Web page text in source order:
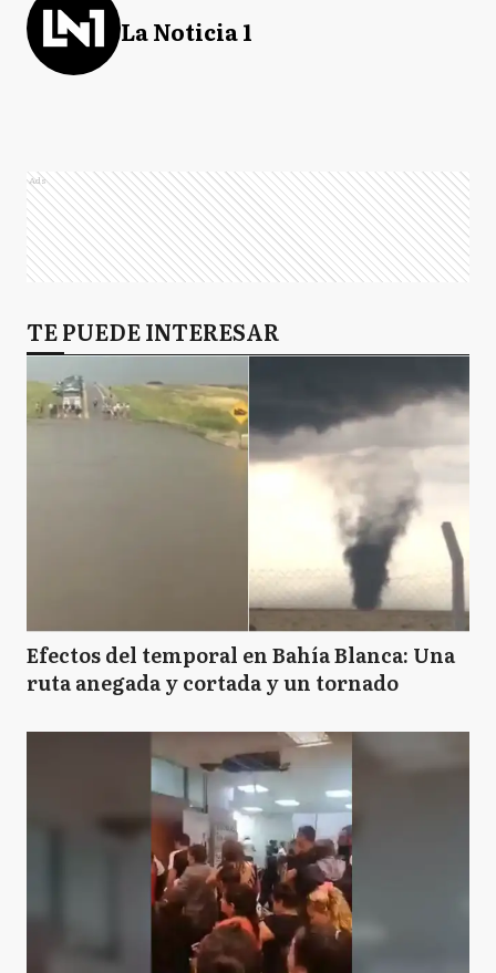
La Noticia 1
Ads
TE PUEDE INTERESAR
Efectos del temporal en Bahía Blanca: Una
ruta anegada y cortada y un tornado